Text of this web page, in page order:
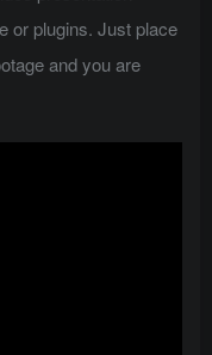
or plugins. Just place
and you are